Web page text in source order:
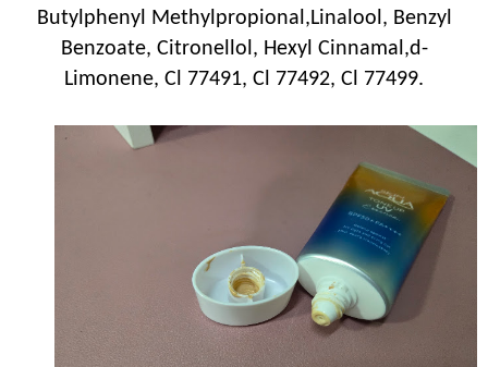
Butylphenyl Methylpropional,Linalool, Benzyl
Benzoate, Citronellol, Hexyl Cinnamal,d-
Limonene, Cl 77491, Cl 77492, Cl 77499.